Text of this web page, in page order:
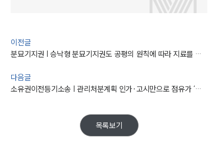
이전글
분묘기지권 | 승낙형 분묘기지권도 공평의 원칙에 따라 지료를 청구할 수 있다고 본 대법원의 판결
다음글
소유권이전등기소송 | 관리처분계획 인가·고시만으로 점유가 ‘당연 승계’되지는 않는다고 본 대법원의 판결
목록보기